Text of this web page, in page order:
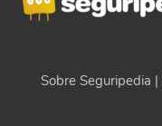
Sobre Seguripedia |